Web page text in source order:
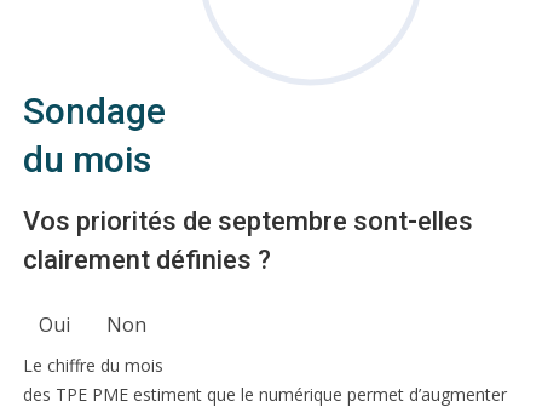
Sondage
du mois
Vos priorités de septembre sont-elles
clairement définies ?
Oui Non
Le chiffre du mois
des TPE PME estiment que le numérique permet d’augmenter